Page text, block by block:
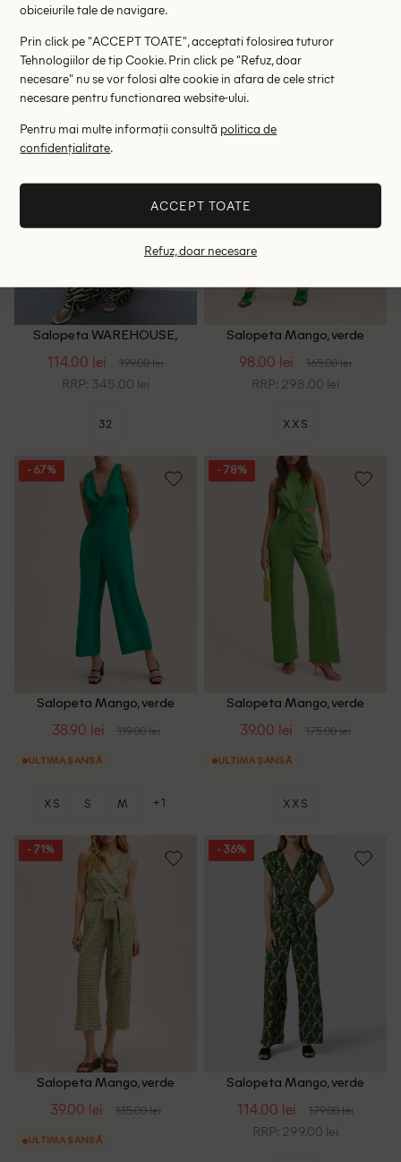
RRP: 245.00 lei
XS 32
- 43%
Salopeta WAREHOUSE,
114.00 lei 199.00 lei
RRP: 345.00 lei
32
- 41%
Salopeta Mango, verde
98.00 lei 165.00 lei
RRP: 298.00 lei
XXS
- 67%
Salopeta Mango, verde
38.90 lei 119.00 lei
ULTIMA ȘANSĂ
XS S M +1
- 78%
Salopeta Mango, verde
39.00 lei 175.00 lei
ULTIMA ȘANSĂ
XXS
- 71%
Salopeta Mango, verde
39.00 lei 135.00 lei
ULTIMA ȘANSĂ
- 36%
Salopeta Mango, verde
114.00 lei 179.00 lei
RRP: 299.00 lei
obiceiurile tale de navigare.
Prin click pe "ACCEPT TOATE", acceptati folosirea tuturor
Tehnologiilor de tip Cookie. Prin click pe "Refuz, doar
necesare" nu se vor folosi alte cookie in afara de cele strict
necesare pentru functionarea website-ului.
Pentru mai multe informații consultă politica de
confidențialitate.
ACCEPT TOATE
Refuz, doar necesare